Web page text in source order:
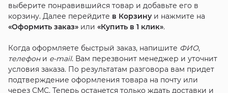
выберите понравившийся товар и добавьте его в
корзину. Далее перейдите в Корзинуи нажмите на
«Оформить заказ»или «Купить в 1 клик».
Когда оформляете быстрый заказ, напишите ФИО,
телефони e-mail. Вам перезвонит менеджер и уточнит
условия заказа. По результатам разговора вам придет
подтверждение оформления товара на почту или
через СМС. Теперь останется только ждать доставки и